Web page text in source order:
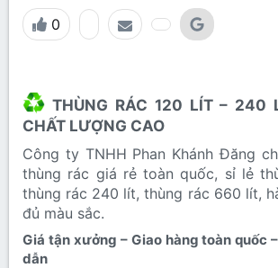
0
THÙNG RÁC 120 LÍT – 240
CHẤT LƯỢNG CAO​
Công ty TNHH Phan Khánh Đăng
thùng rác giá rẻ toàn quốc, sỉ lẻ
thùng rác 240 lít, thùng rác 660 lít,
đủ màu sắc.
Giá tận xưởng – Giao hàng toàn quốc
dẫn​